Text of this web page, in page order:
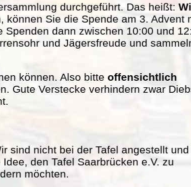
durchgeführt. Das heißt:
können Sie die Spende am 3. Advent
dann zwischen 10:00 und
und Jägersfreude und
können. Also bitte offensichtlich
Gute Verstecke verhindern zwar
sind nicht bei der Tafel angestellt
den Tafel Saarbrücken e.V. zu
möchten.